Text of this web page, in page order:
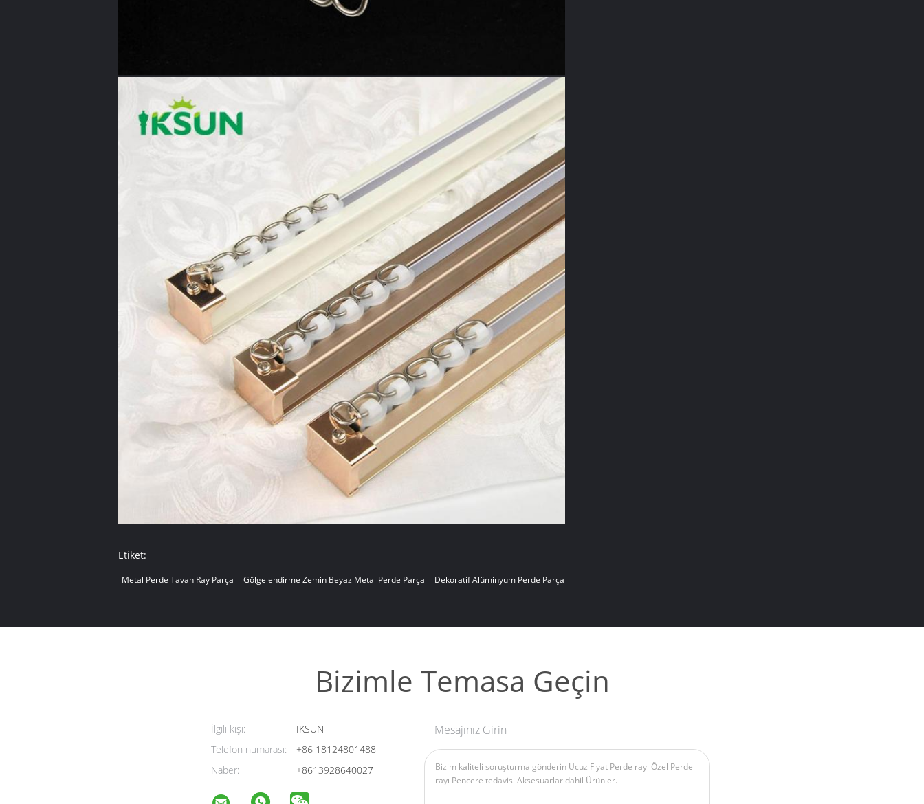
Etiket:
Metal Perde Tavan Ray Parça Gölgelendirme Zemin Beyaz Metal Perde Parça Dekoratif Alüminyum Perde Parça
Bizimle Temasa Geçin
İlgili kişi:
IKSUN
Telefon numarası:
+86 18124801488
Naber:
+8613928640027
Mesajınız Girin